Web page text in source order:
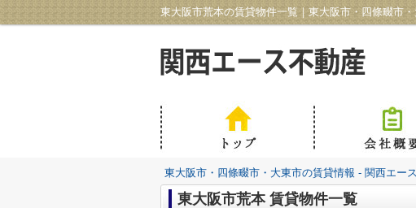
東大阪市荒本の賃貸物件一覧｜東大阪市・四條畷市
東大阪市・四條畷市・大東市の賃貸情報 - 関西エー
東大阪市荒本 賃貸物件一覧